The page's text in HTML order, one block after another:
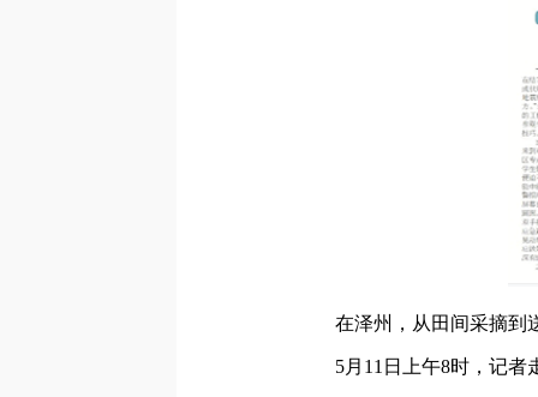
在泽州，从田间采摘到
5月11日上午8时，记